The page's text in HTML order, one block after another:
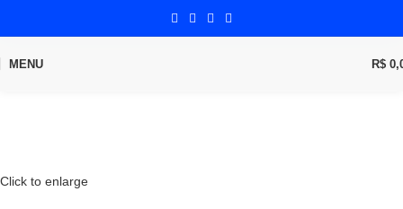
MENU R$
Click to enlarge